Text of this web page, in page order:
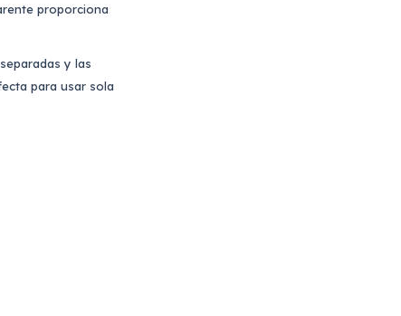
proporciona
y las
para usar sola